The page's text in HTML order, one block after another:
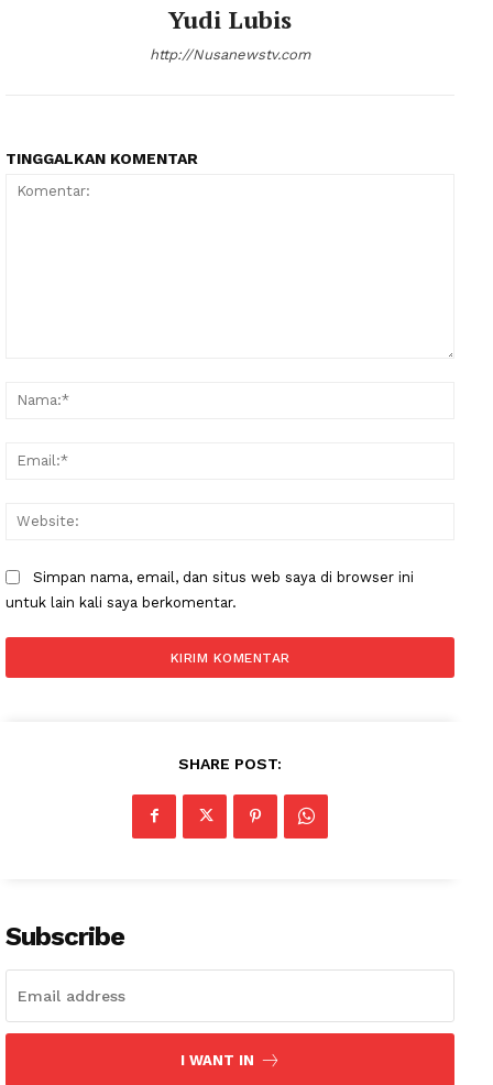
Yudi Lubis
http://Nusanewstv.com
TINGGALKAN KOMENTAR
Simpan nama, email, dan situs web saya di browser ini
untuk lain kali saya berkomentar.
SHARE POST:
Subscribe
I WANT IN